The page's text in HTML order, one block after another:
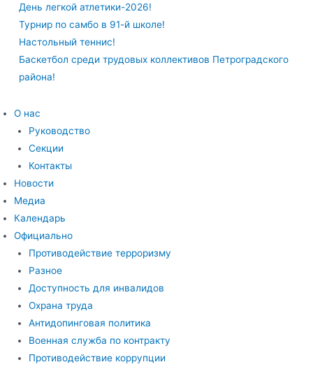
День легкой атлетики-2026!
Турнир по самбо в 91-й школе!
Настольный теннис!
Баскетбол среди трудовых коллективов Петроградского
района!
О нас
Руководство
Секции
Контакты
Новости
Медиа
Календарь
Официально
Противодействие терроризму
Разное
Доступность для инвалидов
Охрана труда
Антидопинговая политика
Военная служба по контракту
Противодействие коррупции